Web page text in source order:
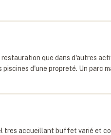
restauration que dans d'autres
d'une propreté. Un parc
tres accueillant buffet varié et